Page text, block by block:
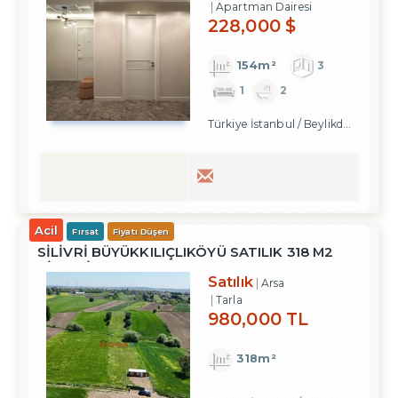
Apartman Dairesi
228,000 $
154m²
3
1
2
Acil Fırsat Fiyatı Düşen
SILIVRI BÜYÜKKILIÇLIKÖYÜ SATILIK 318 M2
HISSELI TARLA
Satılık
Arsa
Tarla
980,000 TL
318m²